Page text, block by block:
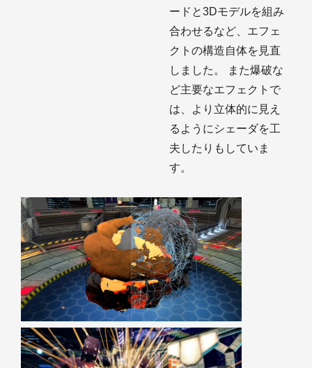
ードと3Dモデルを組み
合わせるなど、エフェ
クトの構造自体を見直
しました。 また爆破な
ど主要なエフェクトで
は、より立体的に見え
るようにシェーダを工
夫したりもしていま
す。